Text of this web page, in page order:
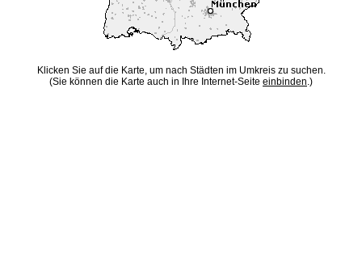
Klicken Sie auf die Karte, um nach Städten im Umkreis zu suchen.
(Sie können die Karte auch in Ihre Internet-Seite einbinden.)